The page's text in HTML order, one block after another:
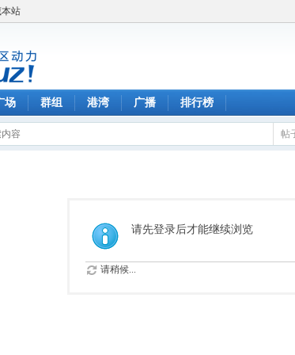
站
场 群组 港湾 广播 排行榜
帖
请先登录后才能继续浏览
请稍候...